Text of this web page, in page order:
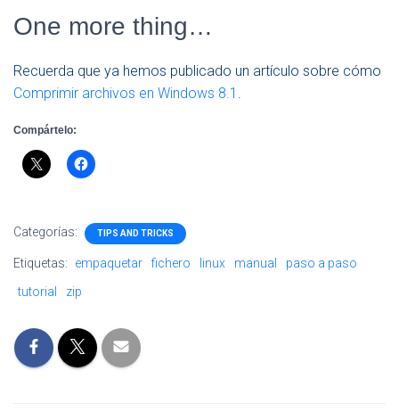
One more thing…
Recuerda que ya hemos publicado un artículo sobre cómo
Comprimir archivos en Windows 8.1 .
Compártelo:
Categorías: TIPS AND TRICKS
Etiquetas: empaquetar fichero linux manual
paso a paso
tutorial
zip